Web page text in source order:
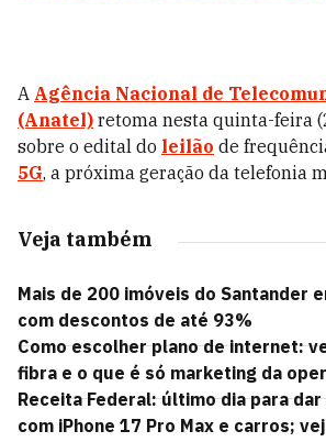
A Agência Nacional de
(Anatel) retoma nesta quinta-feira
sobre o edital do leilão de
5G, a próxima geração da telefonia
Veja também
Mais de 200 imóveis do Santander
com descontos de até 93%
Como escolher plano de internet:
fibra e o que é só marketing da
Receita Federal: último dia para
com iPhone 17 Pro Max e carros;